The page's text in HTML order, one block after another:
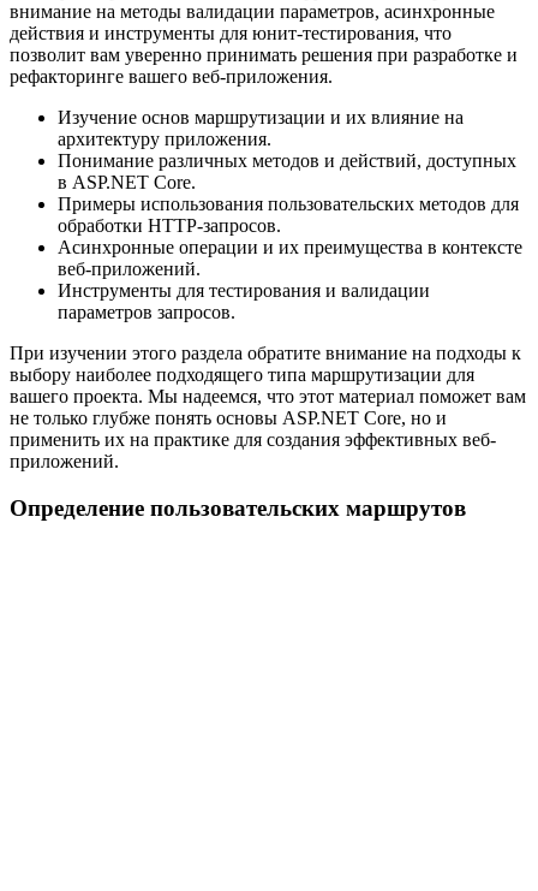
внимание на методы валидации параметров, асинхронные
действия и инструменты для юнит-тестирования, что
позволит вам уверенно принимать решения при разработке и
рефакторинге вашего веб-приложения.
Изучение основ маршрутизации и их влияние на
архитектуру приложения.
Понимание различных методов и действий, доступных
в ASP.NET Core.
Примеры использования пользовательских методов для
обработки HTTP-запросов.
Асинхронные операции и их преимущества в контексте
веб-приложений.
Инструменты для тестирования и валидации
параметров запросов.
При изучении этого раздела обратите внимание на подходы к
выбору наиболее подходящего типа маршрутизации для
вашего проекта. Мы надеемся, что этот материал поможет вам
не только глубже понять основы ASP.NET Core, но и
применить их на практике для создания эффективных веб-
приложений.
Определение пользовательских маршрутов